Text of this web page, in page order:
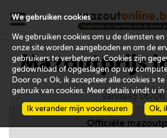
x
Mazoutprijs
Vandaag 06/08
Officiële
We gebruiken cookies
We gebruiken cookies om u de diensten
onze site worden aangeboden en om de
gebruikers te verbeteren. Cookies zijn
gedownload of opgeslagen op uw
Door op « Ok, ik accepteer alle cookies »
gebruik van cookies. Meer details vindt u in
Ok,
Ik verander mijn voorkeuren